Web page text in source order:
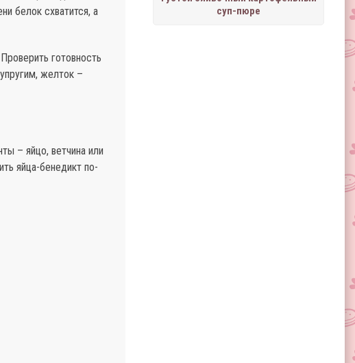
суп-пюре
белок схватится, а
готовность
желток –
– яйцо, ветчина или
яйца-бенедикт по-